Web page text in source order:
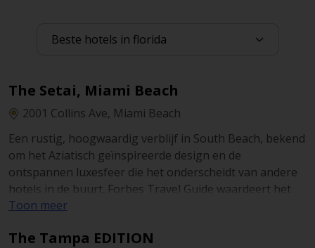
The Setai, Miami Beach
2001 Collins Ave, Miami Beach
Een rustig, hoogwaardig verblijf in South Beach, bekend
om het Aziatisch geïnspireerde design en de
ontspannen luxesfeer die het onderscheidt van andere
hotels in de buurt. Forbes Travel Guide waardeert het
met vijf sterren en de accommodatie wordt vaak
direct aan het strand.
Toon meer
The Tampa EDITION